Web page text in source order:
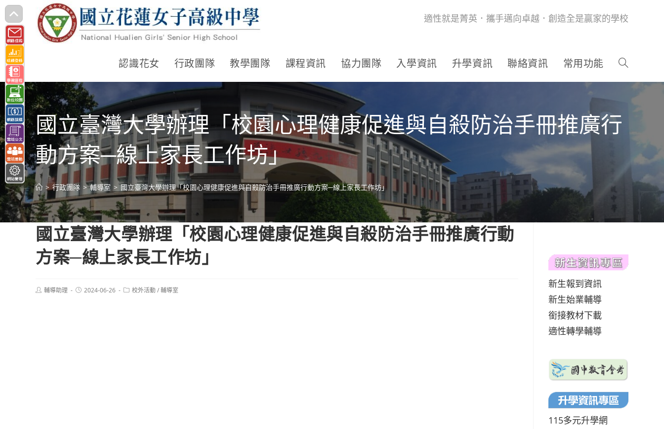
跳
轉
至
主
要
內
容
適性就是菁英．攜手邁向卓越．創造全是贏家的學校
認識花女 行政團隊 教學團隊 課程資訊 協力團隊 入學資訊 升學資訊 聯絡資訊 常用功能
國立臺灣大學辦理「校園心理健康促進與自殺防治手冊推廣行
動方案─線上家長工作坊」
> 行政團隊 > 輔導室 > 國立臺灣大學辦理「校園心理健康促進與自殺防治手冊推廣行動方案─線上家長工作坊」
國立臺灣大學辦理「校園心理健康促進與自殺防治手冊推廣行動
方案─線上家長工作坊」
Post輔導助理
Post2024-06-26
Post校外活動/輔導室
新生報到資訊
新生始業輔導
銜接教材下載
適性轉學輔導
115多元升學網